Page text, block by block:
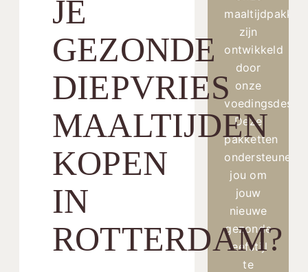
JE
GEZONDE
DIEPVRIES
MAALTIJDEN
KOPEN
IN
ROTTERDAM?
zijn
ontwikkeld
door
onze
Deze
pakketten
ondersteunen
jou om
jouw
nieuwe
gezonde
leefstijl
te